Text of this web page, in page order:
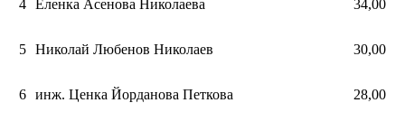
4 Еленка Асенова Николаева 34,00
5 Николай Любенов Николаев 30,00
6 инж. Ценка Йорданова Петкова 28,00